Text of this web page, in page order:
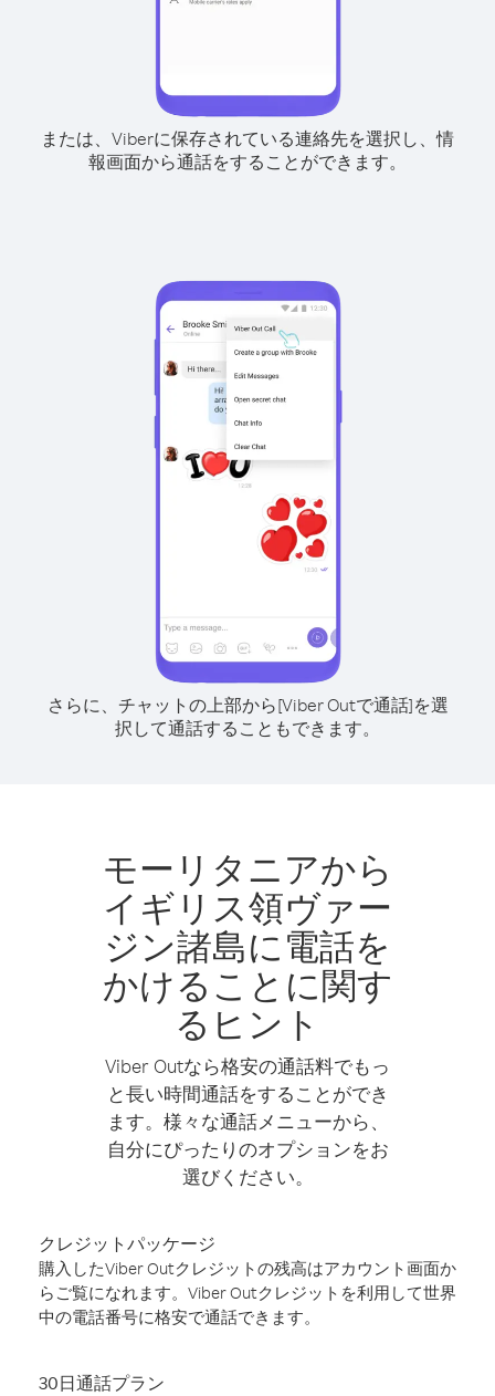
または、Viberに保存されている連絡先を選択し、情
報画面から通話をすることができます。
さらに、チャットの上部から[Viber Outで通話]を選
択して通話することもできます。
モーリタニアから
イギリス領ヴァー
ジン諸島に電話を
かけることに関す
るヒント
Viber Outなら格安の通話料でもっ
と長い時間通話をすることができ
ます。様々な通話メニューから、
自分にぴったりのオプションをお
選びください。
クレジットパッケージ
購入したViber Outクレジットの残高はアカウント画面か
らご覧になれます。Viber Outクレジットを利用して世界
中の電話番号に格安で通話できます。
30日通話プラン